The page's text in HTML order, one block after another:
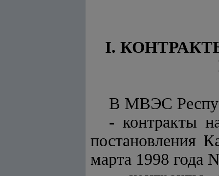
I.
В МВЭС
- контракты
постановления
марта 1998 года